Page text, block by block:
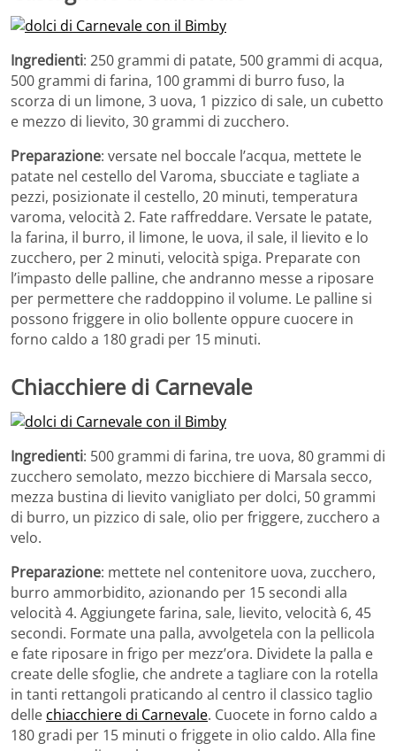
Ingredienti: 250 grammi di patate, 500 grammi di acqua,
500 grammi di farina, 100 grammi di burro fuso, la
scorza di un limone, 3 uova, 1 pizzico di sale, un cubetto
e mezzo di lievito, 30 grammi di zucchero.
Preparazione: versate nel boccale l’acqua, mettete le
patate nel cestello del Varoma, sbucciate e tagliate a
pezzi, posizionate il cestello, 20 minuti, temperatura
varoma, velocità 2. Fate raffreddare. Versate le patate,
la farina, il burro, il limone, le uova, il sale, il lievito e lo
zucchero, per 2 minuti, velocità spiga. Preparate con
l’impasto delle palline, che andranno messe a riposare
per permettere che raddoppino il volume. Le palline si
possono friggere in olio bollente oppure cuocere in
forno caldo a 180 gradi per 15 minuti.
Chiacchiere di Carnevale
Ingredienti: 500 grammi di farina, tre uova, 80 grammi di
zucchero semolato, mezzo bicchiere di Marsala secco,
mezza bustina di lievito vanigliato per dolci, 50 grammi
di burro, un pizzico di sale, olio per friggere, zucchero a
velo.
Preparazione: mettete nel contenitore uova, zucchero,
burro ammorbidito, azionando per 15 secondi alla
velocità 4. Aggiungete farina, sale, lievito, velocità 6, 45
secondi. Formate una palla, avvolgetela con la pellicola
e fate riposare in frigo per mezz’ora. Dividete la palla e
create delle sfoglie, che andrete a tagliare con la rotella
in tanti rettangoli praticando al centro il classico taglio
delle chiacchiere di Carnevale. Cuocete in forno caldo a
180 gradi per 15 minuti o friggete in olio caldo. Alla fine